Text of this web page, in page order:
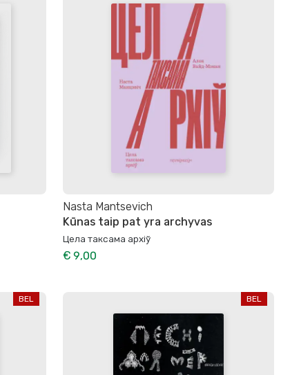
Nasta Mantsevich
Kūnas taip pat yra archyvas
Цела таксама архіў
€ 9,00
BEL BEL